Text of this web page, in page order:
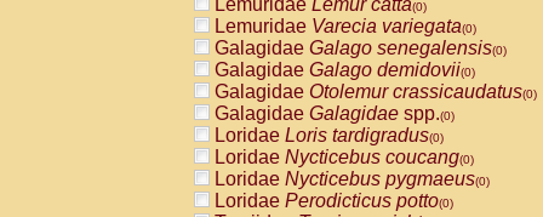
AtelidaeAlouatta fusca(0)
AtelidaeAlouatta seniculus(0)
AtelidaeAlouattaspp.(0)
AtelidaeAteles belzebuth(0)
AtelidaeAteles geoffroyi(0)
AtelidaeAteles paniscus(0)
AtelidaeAtelesspp.(0)
AtelidaeLagothrix lagothricha(0)
AtelidaeLagothrix lagothricha cana
PitheciidaeCacajao calvus
Lemuridae Lemur catta(0)
Lemuridae Varecia variegata(0)
Galagidae Galago senegalensis(0)
Galagidae Galago demidovii(0)
Galagidae Otolemur crassicaudatus(0)
Galagidae Galagidae spp.(0)
Loridae Loris tardigradus(0)
Loridae Nycticebus coucang(0)
Loridae Nycticebus pygmaeus(0)
Loridae Perodicticus potto(0)